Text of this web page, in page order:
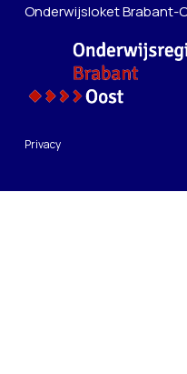
Onderwijsloket Brabant-
Privacy